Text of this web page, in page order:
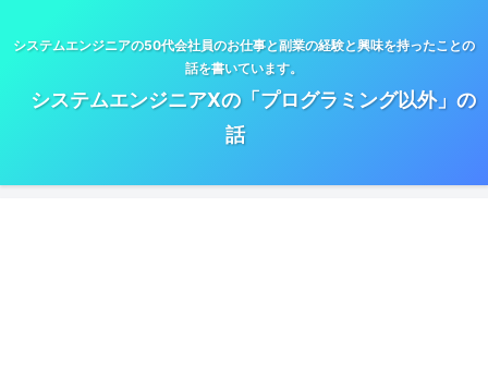
システムエンジニアの50代会社員のお仕事と副業の経験と興味を持ったことの
話を書いています。
システムエンジニアXの「プログラミング以外」の
話